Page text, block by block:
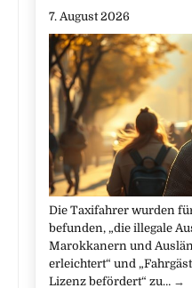
7. August 2026
Die Taxifahrer wurden
befunden, „die illegale
Marokkanern und
erleichtert“ und
Lizenz befördert“ zu… →